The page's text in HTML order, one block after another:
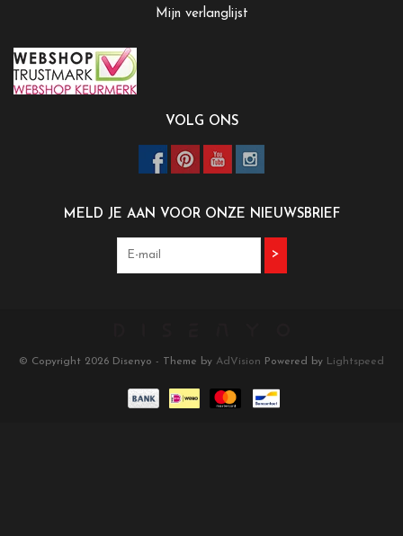
Mijn verlanglijst
VOLG ONS
MELD JE AAN VOOR ONZE NIEUWSBRIEF
>
© Copyright 2026 Disenyo - Theme by AdVision Powered by Lightspeed